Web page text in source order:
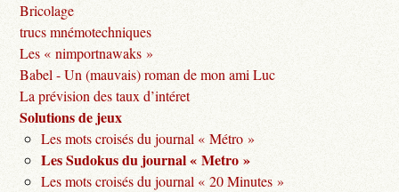
Bricolage
trucs mnémotechniques
Les « nimportnawaks »
Babel - Un (mauvais) roman de mon ami Luc
La prévision des taux d’intéret
Solutions de jeux
Les mots croisés du journal « Métro »
Les Sudokus du journal « Metro »
Les mots croisés du journal « 20 Minutes »